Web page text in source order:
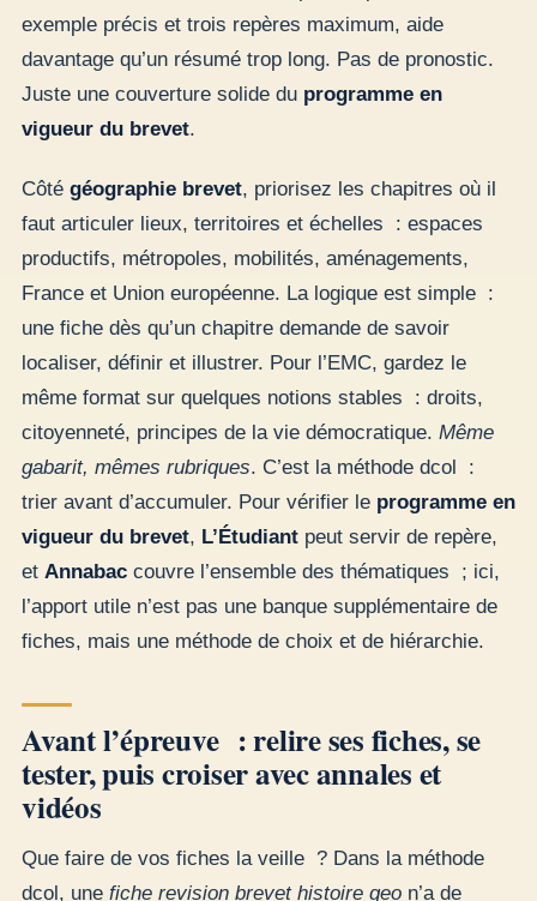
exemple précis et trois repères maximum, aide
davantage qu’un résumé trop long. Pas de pronostic.
Juste une couverture solide du programme en
vigueur du brevet.
Côté géographie brevet, priorisez les chapitres où il
faut articuler lieux, territoires et échelles : espaces
productifs, métropoles, mobilités, aménagements,
France et Union européenne. La logique est simple :
une fiche dès qu’un chapitre demande de savoir
localiser, définir et illustrer. Pour l’EMC, gardez le
même format sur quelques notions stables : droits,
citoyenneté, principes de la vie démocratique. Même
gabarit, mêmes rubriques. C’est la méthode dcol :
trier avant d’accumuler. Pour vérifier le programme en
vigueur du brevet, L’Étudiant peut servir de repère,
et Annabac couvre l’ensemble des thématiques ; ici,
l’apport utile n’est pas une banque supplémentaire de
fiches, mais une méthode de choix et de hiérarchie.
Avant l’épreuve : relire ses fiches, se
tester, puis croiser avec annales et
vidéos
Que faire de vos fiches la veille ? Dans la méthode
dcol, une fiche revision brevet histoire geo n’a de